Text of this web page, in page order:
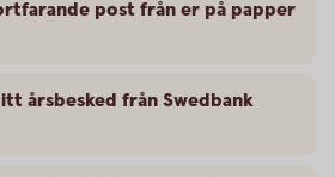
post från er på papper
årsbesked från Swedbank